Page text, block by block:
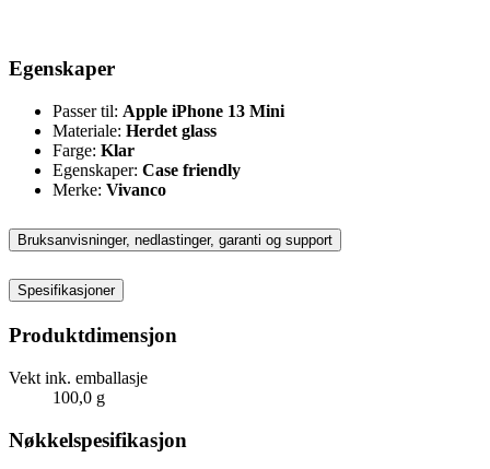
Egenskaper
Passer til: Apple iPhone 13 Mini
Materiale: Herdet glass
Farge: Klar
Egenskaper: Case friendly
Merke: Vivanco
Bruksanvisninger, nedlastinger, garanti og support
Spesifikasjoner
Produktdimensjon
Vekt ink. emballasje
100,0 g
Nøkkelspesifikasjon